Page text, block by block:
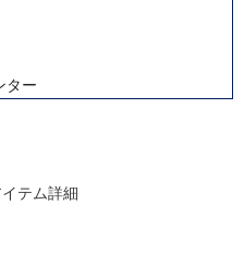
ター
ィテュート
告書
テム詳細